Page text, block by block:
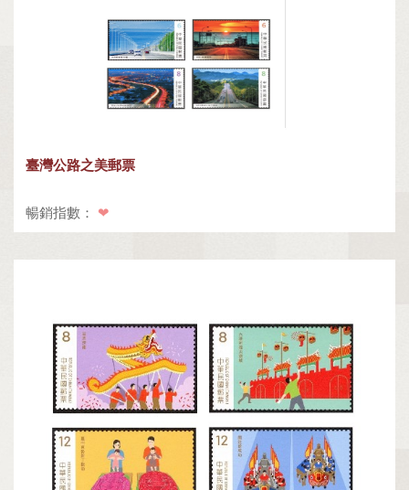
臺灣公路之美郵票
暢銷指數： ❤